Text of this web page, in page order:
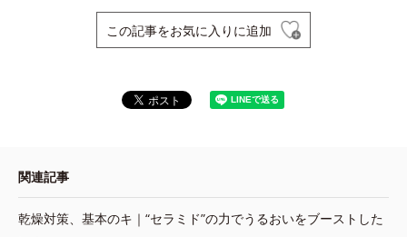
この記事をお気に入りに追加
関連記事
乾燥対策、基本のキ｜“セラミド”の力でうるおいをブーストした